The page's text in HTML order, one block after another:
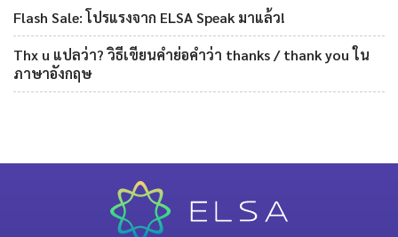
Flash Sale: โปรแรงจาก ELSA Speak มาแล้ว!
Thx u แปลว่า? วิธีเขียนคำย่อคำว่า thanks / thank you ใน
ภาษาอังกฤษ